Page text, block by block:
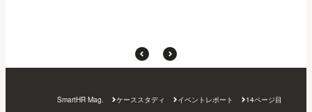
SmartHR Mag. ケーススタディ イベントレポート 14ページ目